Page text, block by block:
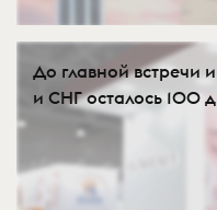
До главной встречи
и СНГ осталось 100